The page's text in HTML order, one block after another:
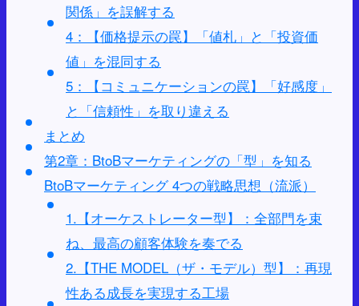
関係」を誤解する
4：【価格提示の罠】「値札」と「投資価
値」を混同する
5：【コミュニケーションの罠】「好感度」
と「信頼性」を取り違える
まとめ
第2章：BtoBマーケティングの「型」を知る
BtoBマーケティング 4つの戦略思想（流派）
1.【オーケストレーター型】：全部門を束
ね、最高の顧客体験を奏でる
2.【THE MODEL（ザ・モデル）型】：再現
性ある成長を実現する工場